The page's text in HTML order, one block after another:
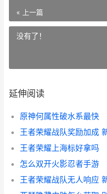
« 上一篇
没有了！
延伸阅读
原神何属性破水系最快
王者荣耀上海标好拿吗
怎么双开火影忍者手游
王者荣耀战队无人响应